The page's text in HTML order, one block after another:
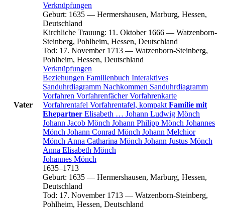
Vater
Verknüpfungen
Geburt: 1635 — Hermershausen, Marburg, Hessen,
Deutschland
Kirchliche Trauung: 11. Oktober 1666 — Watzenborn-
Steinberg, Pohlheim, Hessen, Deutschland
Tod: 17. November 1713 — Watzenborn-Steinberg,
Pohlheim, Hessen, Deutschland
Verknüpfungen
Beziehungen Familienbuch Interaktives
Sanduhrdiagramm Nachkommen Sanduhrdiagramm
Vorfahren VorfahrenfächerVorfahrenkarte
Vorfahrentafel Vorfahrentafel, kompakt Familie mit
Ehepartner Elisabeth … Johann Ludwig Mönch
Johann Jacob Mönch Johann Philipp Mönch Johannes
Mönch Johann Conrad Mönch Johann Melchior
Mönch Anna Catharina Mönch Johann Justus Mönch
Anna Elisabeth Mönch
Johannes Mönch
1635–1713
Geburt: 1635 — Hermershausen, Marburg, Hessen,
Deutschland
Tod: 17. November 1713 — Watzenborn-Steinberg,
Pohlheim, Hessen, Deutschland